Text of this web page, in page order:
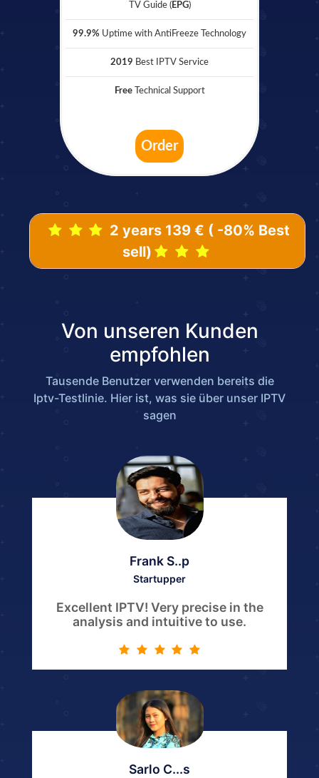
TV Guide (EPG)
99.9% Uptime with AntiFreeze Technology
2019 Best IPTV Service
FreeTechnical Support
Order
2 years 139 € ( -80% Best
sell)
Von unseren Kunden
empfohlen
Tausende Benutzer verwenden bereits die
Iptv-Testlinie. Hier ist, was sie über unser IPTV
sagen
Frank S..p
Startupper
Excellent IPTV! Very precise in the
analysis and intuitive to use.
Sarlo C...s